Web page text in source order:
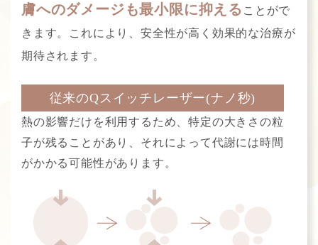
膚へのダメージも最小限に抑える ことがで
きます。これにより、安全性が高く効果的な治療が
期待されます。
従来のQスイッチレーザー(ナノ秒)
熱の影響だけを利用するため、特定の大きさの粒
子が残ることがあり、それによって代謝には時間
がかかる可能性があります。